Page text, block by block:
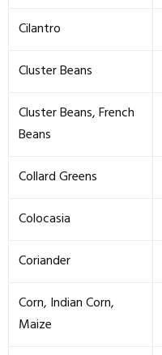
Cilantro
Cluster Beans
Cluster Beans, French
Beans
Collard Greens
Colocasia
Coriander
Corn, Indian Corn,
Maize